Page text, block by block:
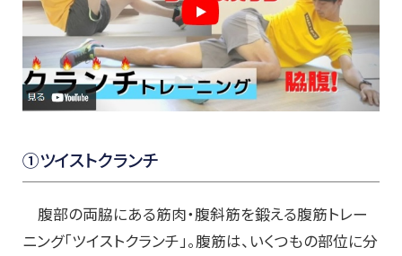
①ツイストクランチ
腹部の両脇にある筋肉・腹斜筋を鍛える腹筋トレー
ニング「ツイストクランチ」。腹筋は、いくつもの部位に分